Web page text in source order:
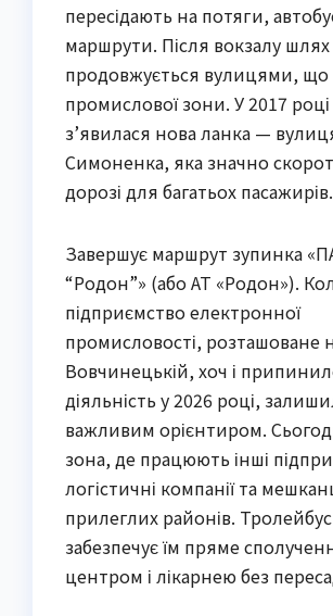
пересідають на потяги,
маршрути. Після вокзалу шлях
продовжується вулицями, що
промислової зони. У 2017
з’явилася нова ланка —
Симоненка, яка значно
дорозі для багатьох пасажирів.
Завершує маршрут зупинка
“Родон”» (або АТ «Родон»).
підприємство електронної
промисловості, розташоване
Вовчинецькій, хоч і
діяльність у 2026 році,
важливим орієнтиром.
зона, де працюють інші
логістичні компанії та
прилеглих районів.
забезпечує їм пряме
центром і лікарнею без